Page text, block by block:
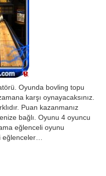
Oyunda bovling topu
karşı oynayacaksınız.
Puan kazanmanız
bağlı. Oyunu 4 oyuncu
eğlenceli oyunu